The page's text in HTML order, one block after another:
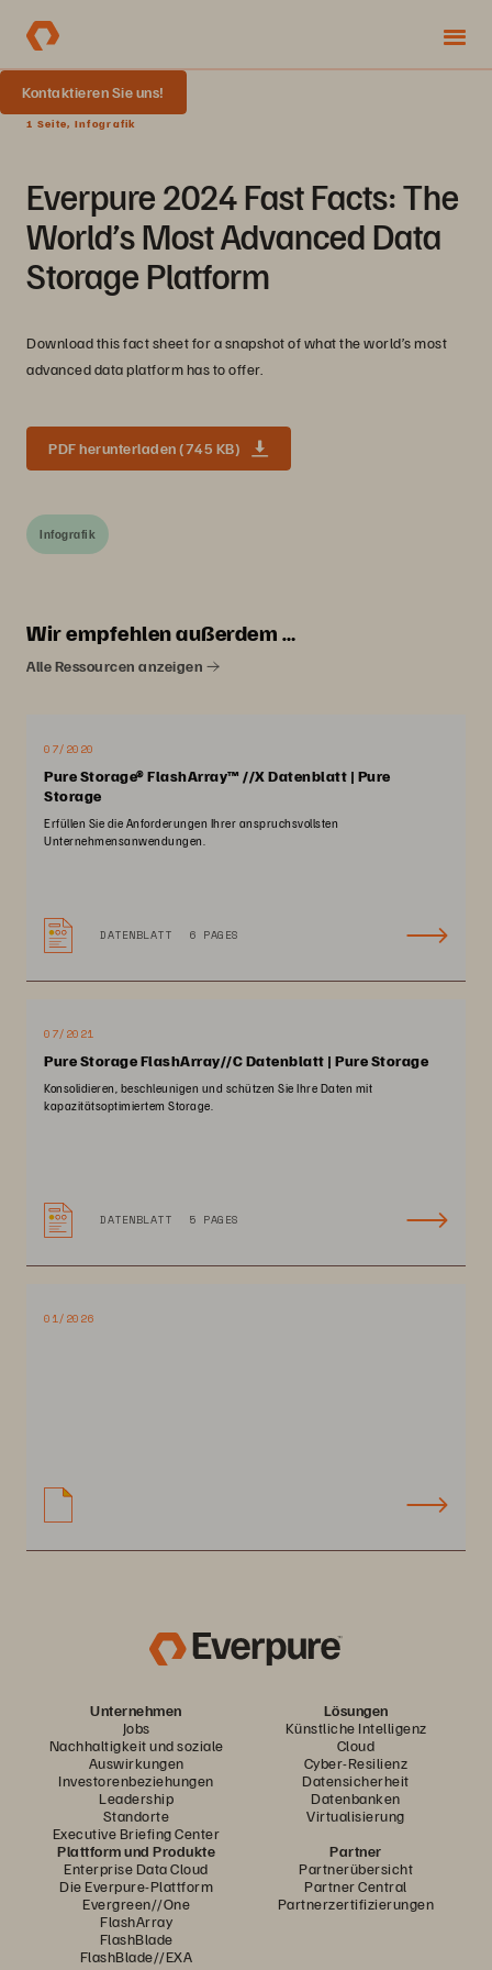
Kontaktieren Sie uns!
1 Seite, Infografik
Everpure 2024 Fast Facts: The
World’s Most Advanced Data
Storage Platform
Download this fact sheet for a snapshot of what the world’s most
advanced data platform has to offer.
PDF herunterladen (745 KB)
Infografik
Wir empfehlen außerdem …
Alle Ressourcen anzeigen
07/2020
Pure Storage® FlashArray™ //X Datenblatt | Pure
Storage
Erfüllen Sie die Anforderungen Ihrer anspruchsvollsten
Unternehmensanwendungen.
DATENBLATT 6 PAGES
07/2021
Pure Storage FlashArray//C Datenblatt | Pure Storage
Konsolidieren, beschleunigen und schützen Sie Ihre Daten mit
kapazitätsoptimiertem Storage.
DATENBLATT 5 PAGES
01/2026
Unternehmen
Jobs
Nachhaltigkeit und soziale
Auswirkungen
Investorenbeziehungen
Leadership
Standorte
Executive Briefing Center
Lösungen
Künstliche Intelligenz
Cloud
Cyber-Resilienz
Datensicherheit
Datenbanken
Virtualisierung
Plattform und Produkte
Enterprise Data Cloud
Die Everpure-Plattform
Evergreen//One
FlashArray
FlashBlade
FlashBlade//EXA
Partner
Partnerübersicht
Partner Central
Partnerzertifizierungen